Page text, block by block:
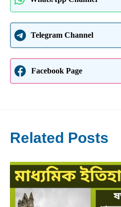
Telegram Channel
Facebook Page
Related Posts